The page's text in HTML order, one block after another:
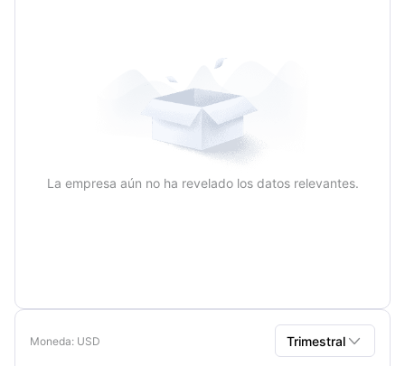
La empresa aún no ha revelado los datos relevantes.
Moneda: USD Trimestral 